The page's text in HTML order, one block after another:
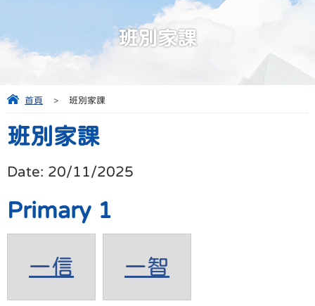
班別家課
首頁 > 班別家課
班別家課
Date: 20/11/2025
Primary 1
一信 一智